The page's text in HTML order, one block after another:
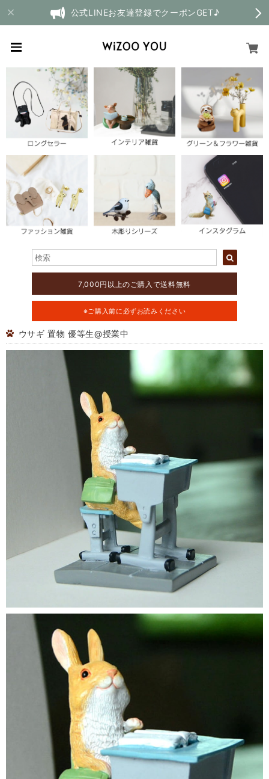
公式LINEお友達登録でクーポンGET♪
7,000円以上のご購入で送料無料
※ご購入前に必ずお読みください
ウサギ 置物 優等生@授業中